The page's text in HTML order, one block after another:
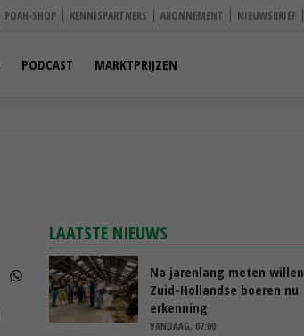
POAH-SHOP KENNISPARTNERS ABONNEMENT NIEUWSBRIEF
PODCAST MARKTPRIJZEN
LAATSTE NIEUWS
Na jarenlang meten willen
Zuid-Hollandse boeren nu
erkenning
VANDAAG, 07:00